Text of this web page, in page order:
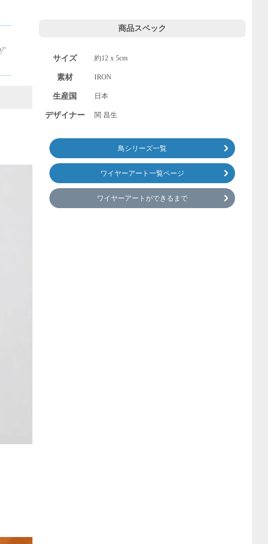
商品スペック
サイズ 約12 x 5cm
素材 IRON
生産国 日本
デザイナー 関 昌生
鳥シリーズ一覧
ワイヤーアート一覧ページ
ワイヤーアートができるまで